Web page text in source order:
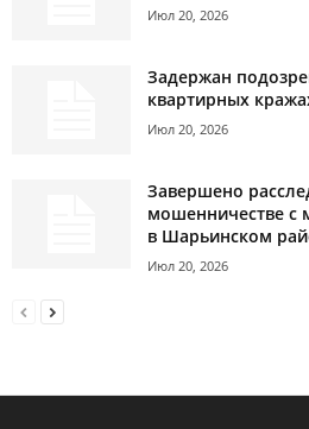
Июл 20, 2026
Задержан
квартирных
Июл 20, 2026
Завершено
мошенничестве с
в Шарьинском
Июл 20, 2026